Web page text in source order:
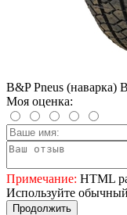
B&P Pneus (наварка)
Моя оценка:
Примечание: HTML
Используйте обычный
Продолжить